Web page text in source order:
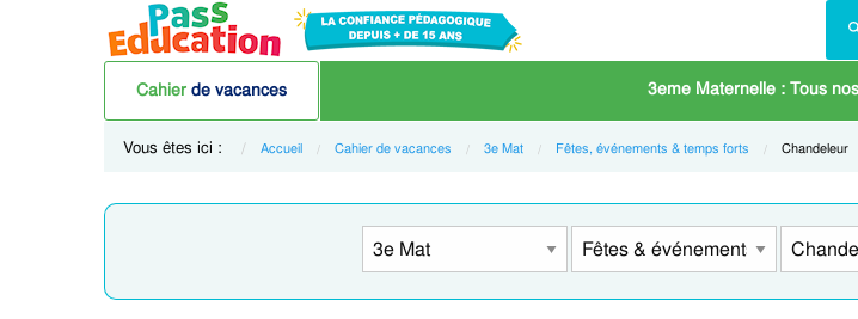
Cahier de vacances 3eme Maternelle : Tous
Vous êtes ici : Accueil Cahier de vacances 3e Mat Fêtes, événements & temps forts Current:
Chandeleur